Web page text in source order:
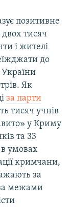
позитивне
тисяч
і жителі
до
Як
за парти
тисяч учнів
у Криму
та 33
умовах
кримчани,
за
межами